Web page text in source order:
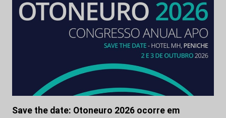
Save the date: Otoneuro 2026 ocorre em